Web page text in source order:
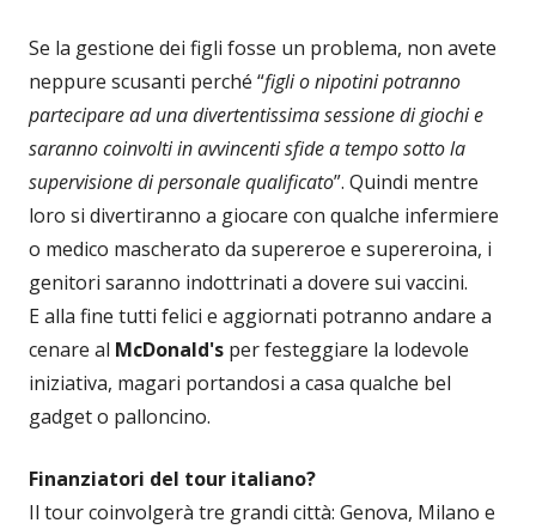
Se la gestione dei figli fosse un problema, non avete
neppure scusanti perché “figli o nipotini potranno
partecipare ad una divertentissima sessione di giochi e
saranno coinvolti in avvincenti sfide a tempo sotto la
supervisione di personale qualificato”. Quindi mentre
loro si divertiranno a giocare con qualche infermiere
o medico mascherato da supereroe e supereroina, i
genitori saranno indottrinati a dovere sui vaccini.
E alla fine tutti felici e aggiornati potranno andare a
cenare al McDonald's per festeggiare la lodevole
iniziativa, magari portandosi a casa qualche bel
gadget o palloncino.
Finanziatori del tour italiano?
Il tour coinvolgerà tre grandi città: Genova, Milano e